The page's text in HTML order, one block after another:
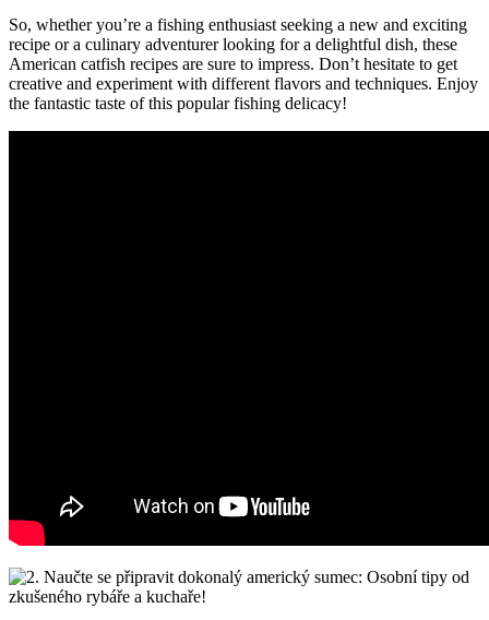
So, whether you’re a fishing enthusiast seeking a new and exciting
recipe or a culinary adventurer looking for a delightful dish, these
American catfish recipes are sure to impress. Don’t hesitate to get
creative and experiment with different flavors and techniques. Enjoy
the fantastic taste of this popular fishing delicacy!